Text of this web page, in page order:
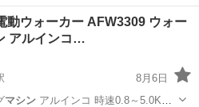
フィットネス、トレーニング
ウォーカー AFW3309 ウォー
アルインコ…
8月6日
マシンアルインコ 時速0.8～5.0Km